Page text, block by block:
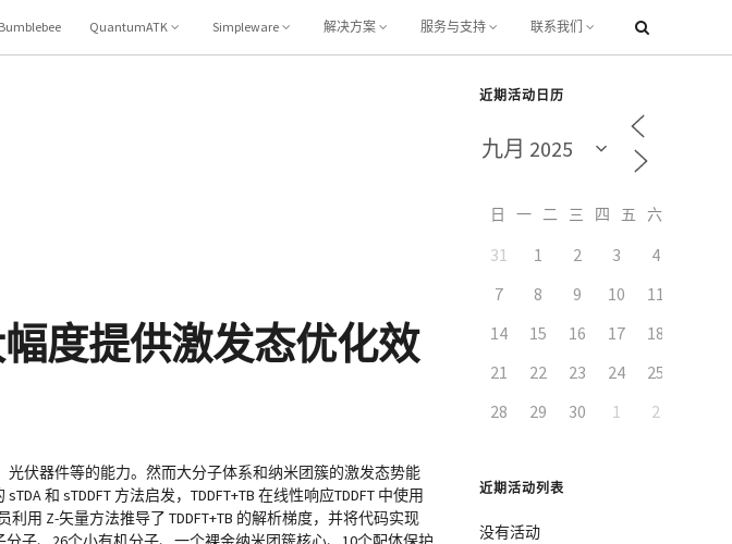
Bumblebee QuantumATK Simpleware 解决方案 服务与支持 联系我们
幅度提供激发态优化效
伏器件等的能力。然而大分子体系和纳米团簇的激发态势能
和 sTDDFT 方法启发，TDDFT+TB 在线性响应TDDFT 中使用
用 Z-矢量方法推导了 TDDFT+TB 的解析梯度，并将代码实现
近期活动日历
日 一 二 三 四 五
31 1 2 3 4
7
8 9 10 11
14
15 16 17 18
21
22 23 24 25
28
29 30 1 2
近期活动列表
没有活动